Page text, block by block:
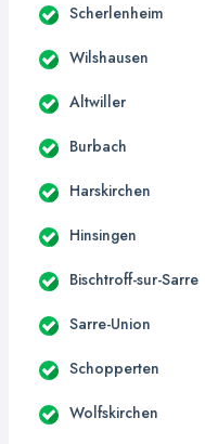
Scherlenheim
Wilshausen
Altwiller
Burbach
Harskirchen
Hinsingen
Bischtroff-sur-Sarre
Sarre-Union
Schopperten
Wolfskirchen